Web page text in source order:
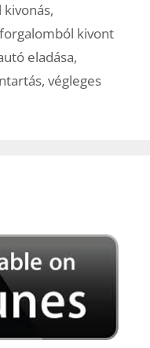
,
forgalomból kivont
eladása,
, végleges